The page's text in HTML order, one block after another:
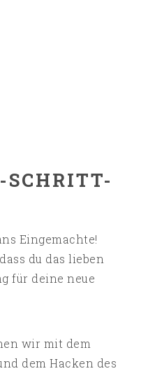
SCHRITT-
Eingemachte!
du das lieben
für deine neue
wir mit dem
dem Hacken des